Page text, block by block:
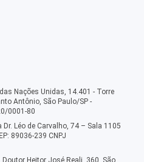
Nações Unidas, 14.401 - Torre
Antônio, São Paulo/SP -
0001-80
Léo de Carvalho, 74 – Sala 1105
89036-239 CNPJ
Heitor José Reali, 360, São